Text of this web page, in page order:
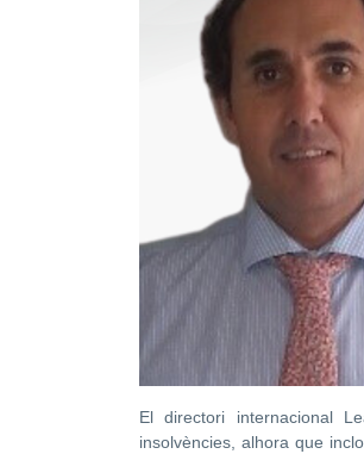
El directori internacional
insolvències, alhora que